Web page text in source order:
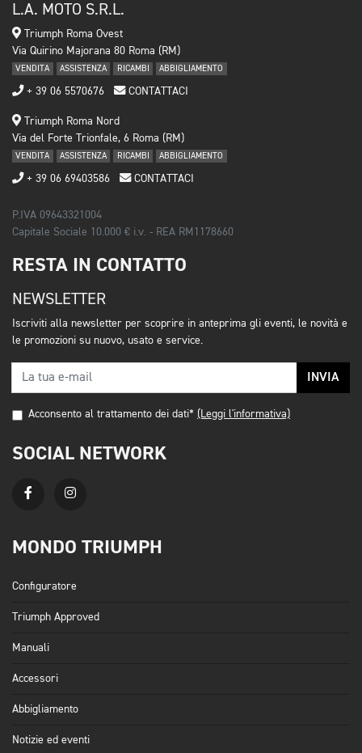
L.A. MOTO S.R.L.
Triumph Roma Ovest
Via Quirino Majorana 80 Roma (RM)
VENDITA ASSISTENZA RICAMBI ABBIGLIAMENTO
+ 39 06 5570676 CONTATTACI
Triumph Roma Nord
Via del Forte Trionfale, 6 Roma (RM)
VENDITA ASSISTENZA RICAMBI ABBIGLIAMENTO
+ 39 06 69403586 CONTATTACI
P.IVA 09643321004
Capitale Sociale 10.000 € i.v. - REA RM1178660
RESTA IN CONTATTO
NEWSLETTER
Iscriviti alla newsletter per scoprire in anteprima gli eventi, le novità e
le promozioni su nuovo, usato e service.
INVIA
Acconsento al trattamento dei dati* (Leggi l'informativa)
SOCIAL NETWORK
MONDO TRIUMPH
Configuratore
Triumph Approved
Manuali
Accessori
Abbigliamento
Notizie ed eventi